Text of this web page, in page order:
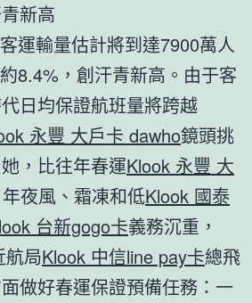
新高
運輸量估計將到達7900萬人
8.4%，創汗青新高。由于客
日均保證航班量將跨越
永豐 大戶卡 dawho鏡頭挑
，比往年春運Klook 永豐 大
夜風、霜凍和低Klook 國泰
台新gogo卡義務沉重，
航局Klook 中信line pay卡總飛
做好春運保證預備任務：一